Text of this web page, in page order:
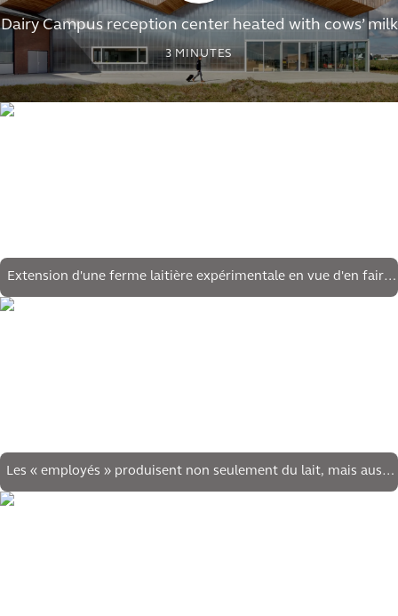
Dairy Campus reception center heated with cows’ milk
3MINUTES
Extension d'une ferme laitière expérimentale en vue d'en faire
un centre d'expertise (inter)national pour l'éducation, les
Les « employés » produisent non seulement du lait, mais aussi
des connaissances et de l'énergie